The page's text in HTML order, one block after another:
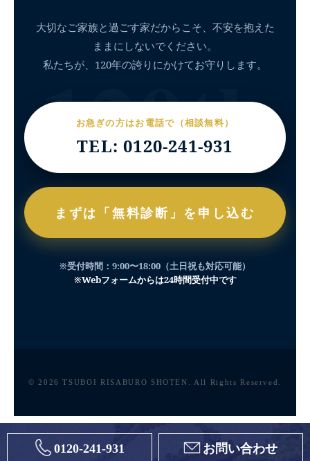
120th
大切なご家族と過ごす家だからこそ、不安を抱えた
ままにしないでください。
私たちが、120年の誇りにかけてお守りします。
お急ぎの方はお電話で（相談無料）
TEL: 0120-241-931
まずは「無料診断」を申し込む
※受付時間：9:00〜18:00（土日祝も対応可能）
※Webフォームからは24時間受付中です
© 2026 TSUBOI RISABURO SHOTEN. All Rights Reserved.
0120-241-931 お問い合わせ